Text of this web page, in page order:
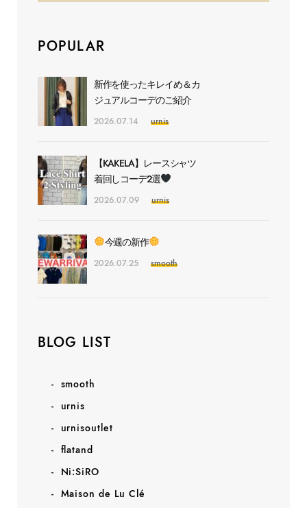
POPULAR
新作を使ったキレイめ＆カ
ジュアルコーデのご紹介
2026.07.14 urnis
【KAKELA】レースシャツ
着回しコーデ2選
2026.07.09 urnis
今週の新作
2026.07.25 smooth
BLOG LIST
smooth
urnis
urnisoutlet
flatand
Ni:SiRO
Maison de Lu Clé